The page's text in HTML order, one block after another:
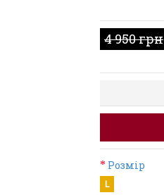
4 950 грн
Розмір
L